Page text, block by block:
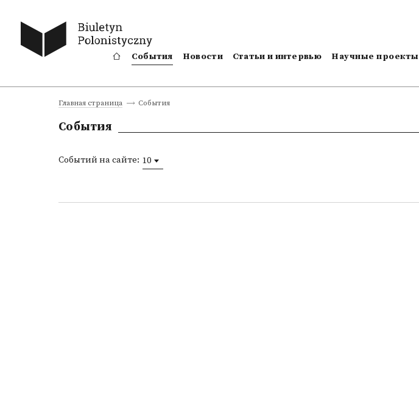
События Новости Статьи и интервью Научные проекты
Главная страница События
События
Событий на сайте: 10